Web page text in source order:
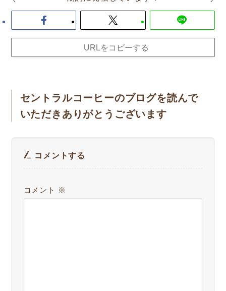
URLをコピーする
セントラルコーヒーのブログを読んで
いただきありがとうございます
コメントする
コメント ※